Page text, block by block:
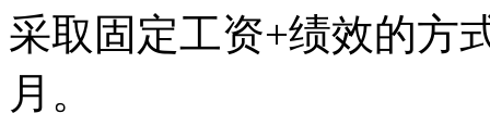
采取固定工资+绩效的方
月。